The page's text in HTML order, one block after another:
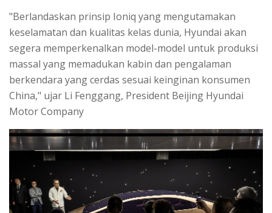
"Berlandaskan prinsip Ioniq yang mengutamakan
keselamatan dan kualitas kelas dunia, Hyundai akan
segera memperkenalkan model-model untuk produksi
massal yang memadukan kabin dan pengalaman
berkendara yang cerdas sesuai keinginan konsumen
China," ujar Li Fenggang, President Beijing Hyundai
Motor Company